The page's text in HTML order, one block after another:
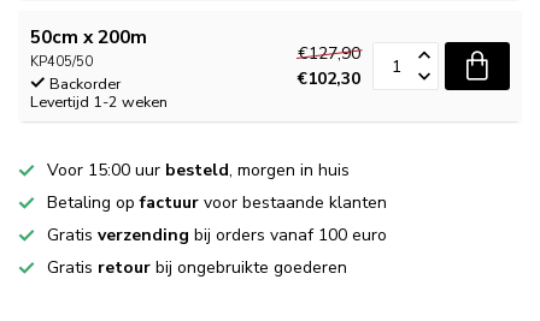
50cm x 200m
KP405/50
Backorder
Levertijd 1-2 weken
€127,90
€102,30
Voor 15:00 uur besteld, morgen in huis
Betaling opfactuur voor bestaande klanten
Gratis verzending bij orders vanaf 100 euro
Gratis retour bij ongebruikte goederen